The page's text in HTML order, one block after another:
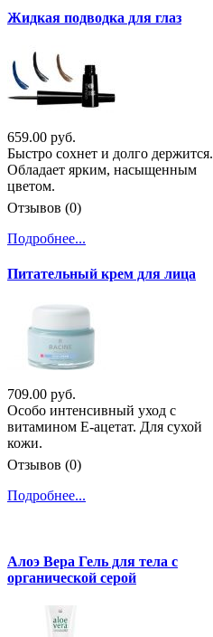
Жидкая подводка для глаз
659.00 руб.
Быстро сохнет и долго держится.
Обладает ярким, насыщенным
цветом.
Отзывов (0)
Подробнее...
Питательный крем для лица
709.00 руб.
Особо интенсивный уход с
витамином Е-ацетат. Для сухой
кожи.
Отзывов (0)
Подробнее...
Алоэ Вера Гель для тела с
органической серой